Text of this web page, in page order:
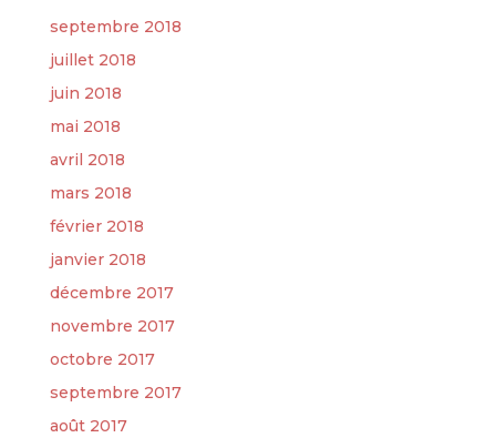
septembre 2018
juillet 2018
juin 2018
mai 2018
avril 2018
mars 2018
février 2018
janvier 2018
décembre 2017
novembre 2017
octobre 2017
septembre 2017
août 2017